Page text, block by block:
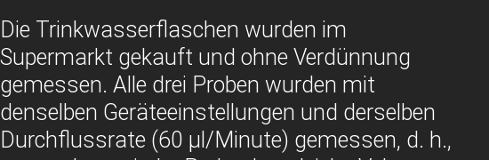
Die Trinkwasserflaschen wurden im
Supermarkt gekauft und ohne Verdünnung
gemessen. Alle drei Proben wurden mit
denselben Geräteeinstellungen und derselben
Durchflussrate (60 µl/Minute) gemessen, d. h.,